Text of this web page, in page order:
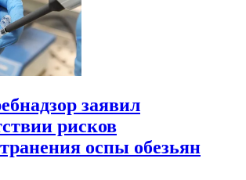
заявил
рисков
оспы обезьян